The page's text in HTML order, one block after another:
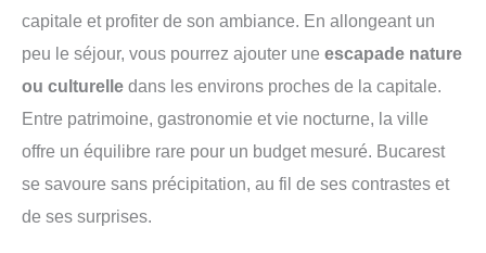
capitale et profiter de son ambiance. En allongeant un
peu le séjour, vous pourrez ajouter une escapade nature
ou culturelle dans les environs proches de la capitale.
Entre patrimoine, gastronomie et vie nocturne, la ville
offre un équilibre rare pour un budget mesuré. Bucarest
se savoure sans précipitation, au fil de ses contrastes et
de ses surprises.